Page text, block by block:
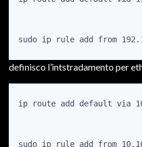
definisco l’intstradamento per